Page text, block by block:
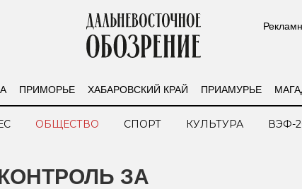
ПРИМОРЬЕ ХАБАРОВСКИЙ КРАЙ ПРИАМУРЬЕ
ОБЩЕСТВО СПОРТ КУЛЬТУРА ВЭФ-
ЗА